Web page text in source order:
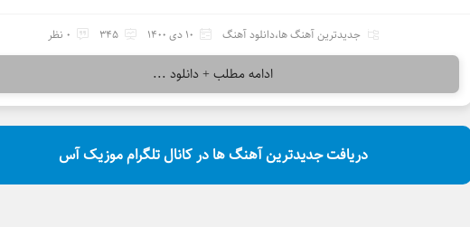
جدیدترین آهنگ ها،دانلود آهنگ 10 دی 1400 345 0 نظر
ادامه مطلب + دانلود ...
دریافت جدیدترین آهنگ ها در کانال تلگرام موزیک آس